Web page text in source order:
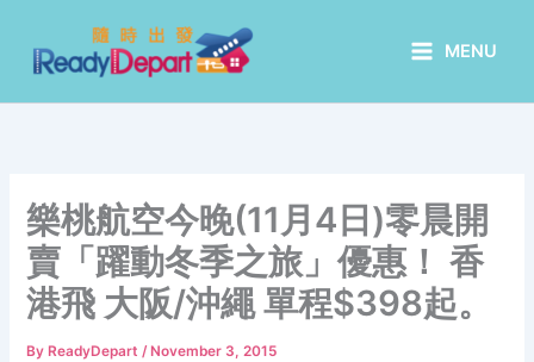
content
MENU
樂桃航空今晚(11月4日)零晨開
賣「躍動冬季之旅」優惠！ 香
港飛 大阪/沖繩 單程$398起。
By ReadyDepart/ November 3, 2015